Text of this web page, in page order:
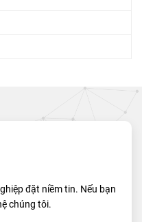
đặt niềm tin. Nếu bạn
chúng tôi.